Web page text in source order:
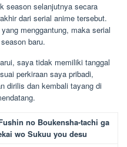
season selanjutnya secara
dari serial anime tersebut.
menggantung, maka serial
baru.
saya tidak memiliki tanggal
perkiraan saya pribadi,
dirilis dan kembali tayang di
no Boukensha-tachi ga
wo Sukuu you desu